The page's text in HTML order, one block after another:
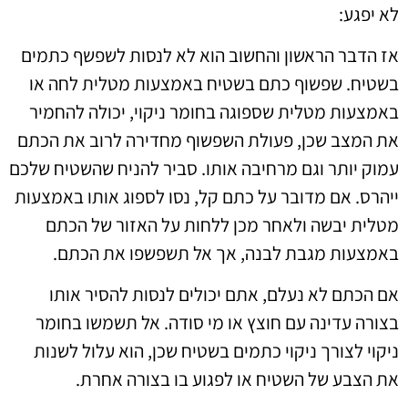
לא יפגע:
אז הדבר הראשון והחשוב הוא לא לנסות לשפשף כתמים
בשטיח. שפשוף כתם בשטיח באמצעות מטלית לחה או
באמצעות מטלית שספוגה בחומר ניקוי, יכולה להחמיר
את המצב שכן, פעולת השפשוף מחדירה לרוב את הכתם
עמוק יותר וגם מרחיבה אותו. סביר להניח שהשטיח שלכם
ייהרס. אם מדובר על כתם קל, נסו לספוג אותו באמצעות
מטלית יבשה ולאחר מכן ללחות על האזור של הכתם
באמצעות מגבת לבנה, אך אל תשפשפו את הכתם.
אם הכתם לא נעלם, אתם יכולים לנסות להסיר אותו
בצורה עדינה עם חוצץ או מי סודה. אל תשמשו בחומר
ניקוי לצורך ניקוי כתמים בשטיח שכן, הוא עלול לשנות
את הצבע של השטיח או לפגוע בו בצורה אחרת.